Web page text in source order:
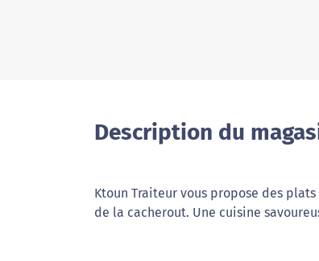
Description du
Ktoun Traiteur vous propose des
de la cacherout. Une cuisine